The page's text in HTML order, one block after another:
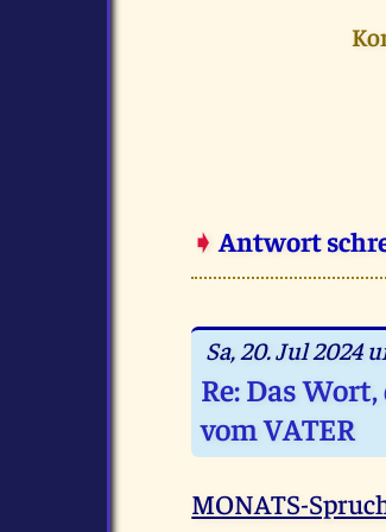
➧ Antwort
Sa, 20. Jul 2024
Re: Das
vom VATER
MONATS-